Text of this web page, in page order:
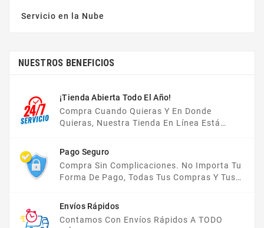
Servicio en la Nube
NUESTROS BENEFICIOS
¡Tienda Abierta Todo El Año!
Compra Cuando Quieras Y En Donde
Quieras, Nuestra Tienda En Línea Está
Pago Seguro
Compra Sin Complicaciones. No Importa Tu
Forma De Pago, Todas Tus Compras Y Tus
Envíos Rápidos
Contamos Con Envíos Rápidos A TODO